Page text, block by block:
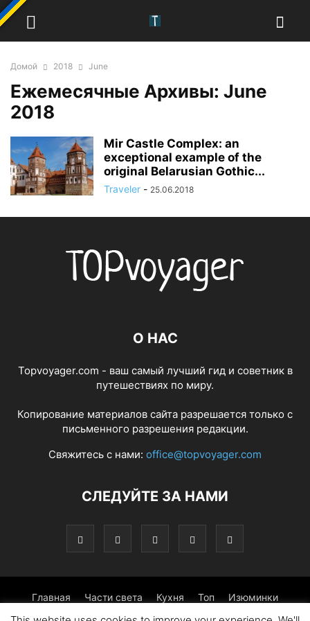
Домой 2018 June
Ежемесячные Архивы: June
2018
Mir Castle Complex: an
exceptional example of the
original Belarusian Gothic...
Traveler - 25.06.2018
О НАС
Topvoyager.com - ваш самый лучший гид и советник в
путешествиях по миру.
Копирование материалов сайта разрешается только с
письменного разрешения редакции.
Свяжитесь с нами: office@topvoyager.com
СЛЕДУЙТЕ ЗА НАМИ
Главная Части света Кухня Топ Изюминки